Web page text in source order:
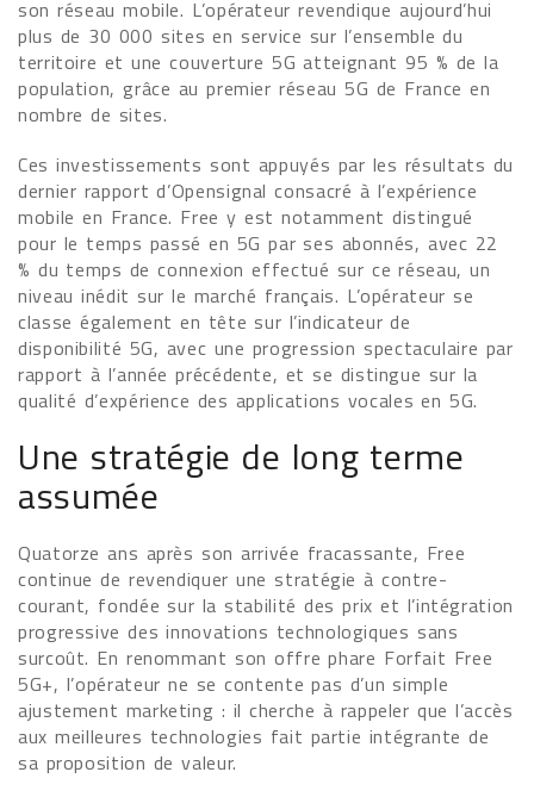
son réseau mobile. L’opérateur revendique aujourd’hui
plus de 30 000 sites en service sur l’ensemble du
territoire et une couverture 5G atteignant 95 % de la
population, grâce au premier réseau 5G de France en
nombre de sites.
Ces investissements sont appuyés par les résultats du
dernier rapport d’Opensignal consacré à l’expérience
mobile en France. Free y est notamment distingué
pour le temps passé en 5G par ses abonnés, avec 22
% du temps de connexion effectué sur ce réseau, un
niveau inédit sur le marché français. L’opérateur se
classe également en tête sur l’indicateur de
disponibilité 5G, avec une progression spectaculaire par
rapport à l’année précédente, et se distingue sur la
qualité d’expérience des applications vocales en 5G.
Une stratégie de long terme
assumée
Quatorze ans après son arrivée fracassante, Free
continue de revendiquer une stratégie à contre-
courant, fondée sur la stabilité des prix et l’intégration
progressive des innovations technologiques sans
surcoût. En renommant son offre phare Forfait Free
5G+, l’opérateur ne se contente pas d’un simple
ajustement marketing : il cherche à rappeler que l’accès
aux meilleures technologies fait partie intégrante de
sa proposition de valeur.